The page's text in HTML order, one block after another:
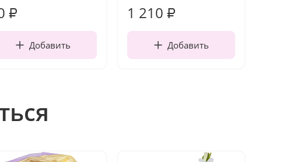
₽
Добавить
1 210 ₽
Добавить